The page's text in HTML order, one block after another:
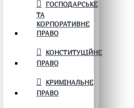
ГОСПОДАРСЬКЕ
ТА
КОРПОРАТИВНЕ
ПРАВО
КОНСТИТУЦІЙНЕ
ПРАВО
КРИМІНАЛЬНЕ
ПРАВО